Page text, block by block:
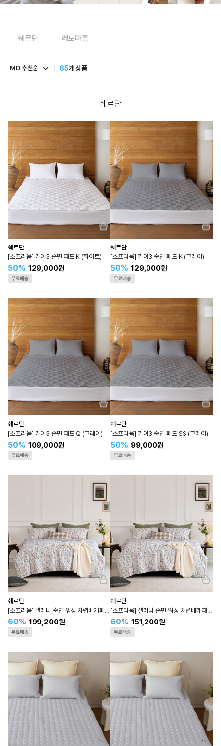
쉐르단 레노마홈
MD 추천순 65개 상품
쉐르단
쉐르단
[소프라움] 카이3 순면 패드 K (화이트)
50% 129,000원
쉐르단
[소프라움] 카이3 순면 패드 K (그레이)
50% 129,000원
쉐르단
[소프라움] 카이3 순면 패드 Q (그레이)
50% 109,000원
쉐르단
[소프라움] 카이3 순면 패드 SS (그레이)
50% 99,000원
쉐르단
[소프라움] 셀레나 순면 워싱 차렵베개패드 세트 Q
60% 199,200원
쉐르단
[소프라움] 셀레나 순면 워싱 차렵베개패드 세트 S
60% 151,200원